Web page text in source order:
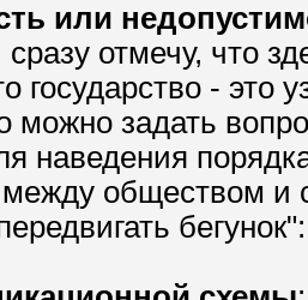
или
сразу отмечу, что
государство - это
можно задать
наведения
между обществом